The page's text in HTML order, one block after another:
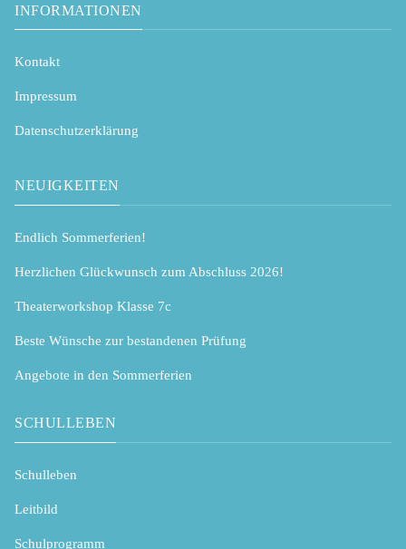
INFORMATIONEN
Kontakt
Impressum
Datenschutzerklärung
NEUIGKEITEN
Endlich Sommerferien!
Herzlichen Glückwunsch zum Abschluss 2026!
Theaterworkshop Klasse 7c
Beste Wünsche zur bestandenen Prüfung
Angebote in den Sommerferien
SCHULLEBEN
Schulleben
Leitbild
Schulprogramm